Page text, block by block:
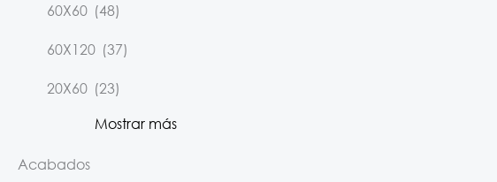
60X60 (48)
60X120 (37)
20X60 (23)
Mostrar más
Acabados